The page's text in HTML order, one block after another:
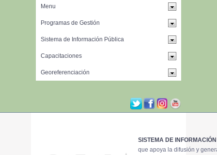
SISTEMA DE
que apoya la difusión y